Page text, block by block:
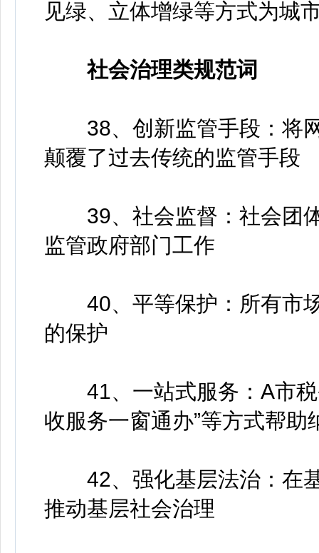
见绿、立体增绿等方式为城
社会治理类规范词
38、创新监管手段：将网
颠覆了过去传统的监管手段
39、社会监督：社会团体
监管政府部门工作
40、平等保护：所有市场
的保护
41、一站式服务：A市税
收服务一窗通办”等方式帮助
42、强化基层法治：在基
推动基层社会治理